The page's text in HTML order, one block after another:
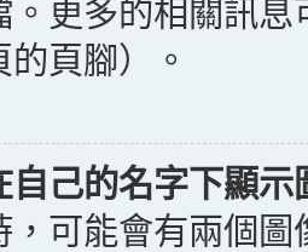
。更多的相關訊
頁腳）。
自己的名字下顯示
，可能會有兩個